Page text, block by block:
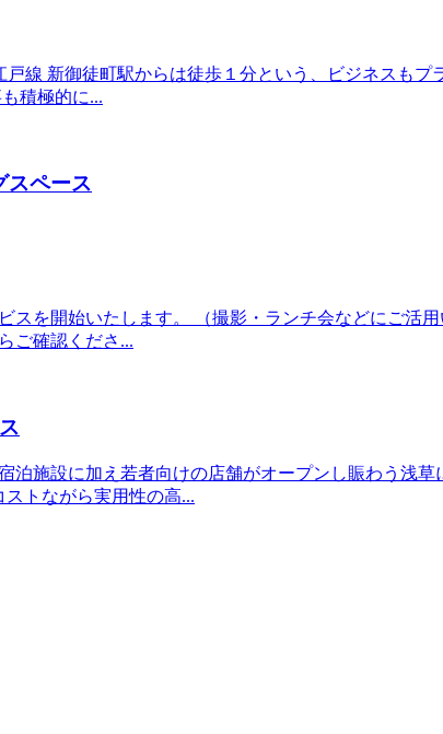
線 新御徒町駅からは徒歩１分という、ビジネスもプ
積極的に...
スペース
スを開始いたします。 （撮影・ランチ会などにご活
ご確認くださ...
泊施設に加え若者向けの店舗がオープンし賑わう浅
トながら実用性の高...